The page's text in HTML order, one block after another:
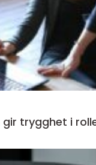
gir trygghet i